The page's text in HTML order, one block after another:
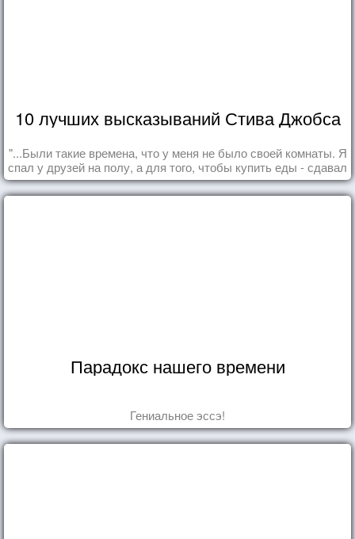
10 лучших высказываний Стива Джобса
"...Были такие времена, что у меня не было своей комнаты. Я
спал у друзей на полу, а для того, чтобы купить еды - сдавал
бутылки из под кока-колы"
Парадокс нашего времени
Гениальное эссэ!